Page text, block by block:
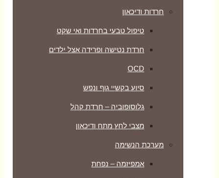
חרדות ודיכאון
טיפול טבעי בחרדות ואי שקט
חרדת נטישה ופרידה אצל ילדים
OCD
סיוע בקשיי גוף ונפש
גלוסופוביה – חרדת קהל
מצבי לחץ מתח ודיכאון
מערכת הנשימה
אמפיזמה – נפחת